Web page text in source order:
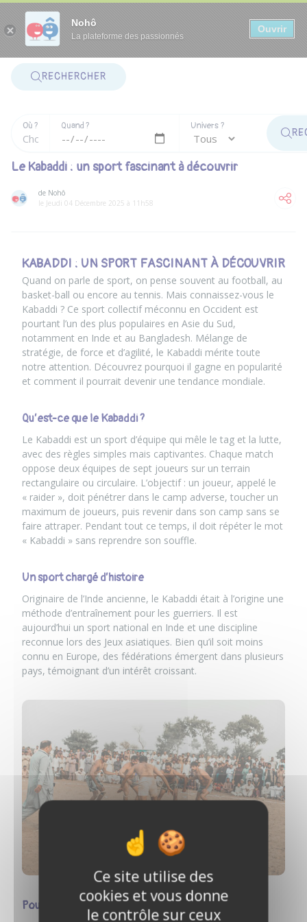
Nohô
La plateforme des passionnés
Ouvrir
RECHERCHER
Où ? Quand ? Univers ?
Le Kabaddi : un sport fascinant à découvrir
de Nohô
le Jeudi 04 Décembre 2025 à 11h58
KABADDI : UN SPORT FASCINANT À DÉCOUVRIR
Quand on parle de sport, on pense souvent au football, au
basket-ball ou encore au tennis. Mais connaissez-vous le
Kabaddi ? Ce sport collectif méconnu en Occident est
pourtant l’un des plus populaires en Asie du Sud,
notamment en Inde et au Bangladesh. Mélange de
stratégie, de force et d’agilité, le Kabaddi mérite toute
notre attention. Découvrez pourquoi il gagne en popularité
et comment il pourrait devenir une tendance mondiale.
Qu’est-ce que le Kabaddi ?
Le Kabaddi est un sport d’équipe qui mêle le tag et la lutte,
avec des règles simples mais captivantes. Chaque match
oppose deux équipes de sept joueurs sur un terrain
rectangulaire ou circulaire. L’objectif : un joueur, appelé le
« raider », doit pénétrer dans le camp adverse, toucher un
maximum de joueurs, puis revenir dans son camp sans se
faire attraper. Pendant tout ce temps, il doit répéter le mot
« Kabaddi » sans reprendre son souffle.
Un sport chargé d’histoire
Originaire de l’Inde ancienne, le Kabaddi était à l’origine une
méthode d’entraînement pour les guerriers. Il est
aujourd’hui un sport national en Inde et une discipline
reconnue lors des Jeux asiatiques. Bien qu’il soit moins
connu en Europe, des fédérations émergent dans plusieurs
pays, témoignant d’un intérêt croissant.
Pourquoi le Kabaddi gagne en popularité ?
Panneau de gestion des cookies
Ce site utilise des
cookies et vous donne
le contrôle sur ceux